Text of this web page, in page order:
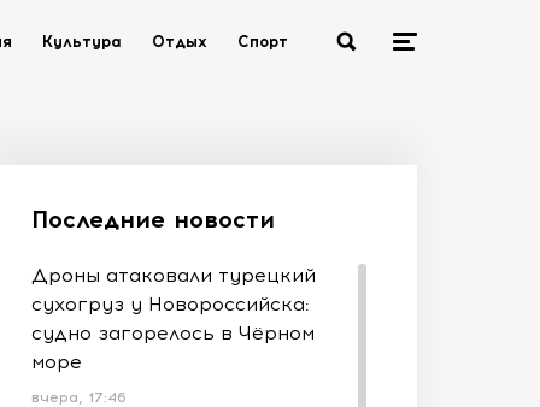
Культура Отдых Спорт
Последние новости
Дроны атаковали турецкий
сухогруз у Новороссийска:
судно загорелось в Чёрном
море
вчера, 17:46